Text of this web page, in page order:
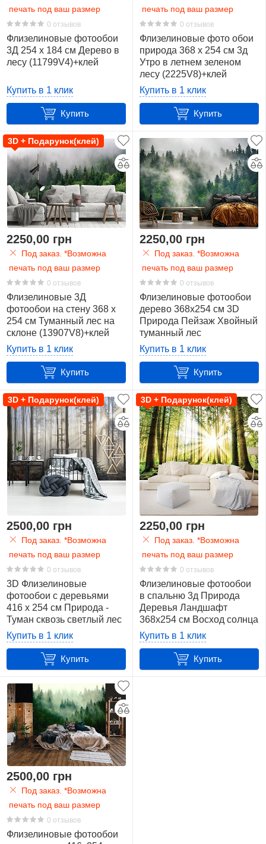
печать под ваш размер
0 отзывов
Флизелиновые фотообои
3Д 254 x 184 см Дерево в
лесу (11799V4)+клей
Купить в 1 клик
Купить
печать под ваш размер
0 отзывов
Флизелиновые фото обои
природа 368 x 254 см 3д
Утро в летнем зеленом
лесу (2225V8)+клей
Купить в 1 клик
Купить
3D + Подарунок(клей)
2250,00 грн
Под заказ. *Возможна
печать под ваш размер
0 отзывов
Флизелиновые 3Д
фотообои на стену 368 x
254 см Туманный лес на
склоне (13907V8)+клей
Купить в 1 клик
Купить
2250,00 грн
Под заказ. *Возможна
печать под ваш размер
0 отзывов
Флизелиновые фотообои
дерево 368x254 см 3D
Природа Пейзаж Хвойный
туманный лес
(14566V8)+клей
Купить в 1 клик
Купить
3D + Подарунок(клей)
2500,00 грн
Под заказ. *Возможна
печать под ваш размер
0 отзывов
3D Флизелиновые
фотообои с деревьями
416 x 254 см Природа -
Туман сквозь светлый лес
(13136VEXXXL)+клей
Купить в 1 клик
Купить
3D + Подарунок(клей)
2250,00 грн
Под заказ. *Возможна
печать под ваш размер
0 отзывов
Флизелиновые фотообои
в спальню 3д Природа
Деревья Ландшафт
368х254 см Восход солнца
в зеленом лесу
(10143V8)+клей
Купить в 1 клик
Купить
2500,00 грн
Под заказ. *Возможна
печать под ваш размер
0 отзывов
Флизелиновые фотообои